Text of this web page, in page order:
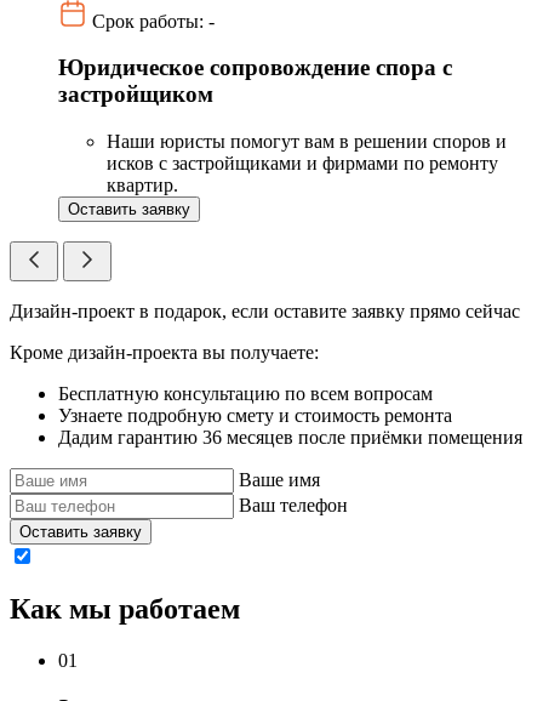
Срок работы: -
Юридическое сопровождение спора с
застройщиком
Наши юристы помогут вам в решении споров и
исков с застройщиками и фирмами по ремонту
квартир.
Оставить заявку
Дизайн-проект в подарок, если оставите заявку прямо сейчас
Кроме дизайн-проекта вы получаете:
Бесплатную консультацию по всем вопросам
Узнаете подробную смету и стоимость ремонта
Дадим гарантию 36 месяцев после приёмки помещения
Ваше имя
Ваш телефон
Оставить заявку
Как мы работаем
01